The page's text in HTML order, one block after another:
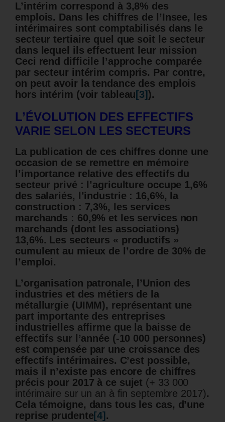
L’intérim correspond à 3,8% des
emplois. Dans les chiffres de l’Insee, les
intérimaires sont comptabilisés dans le
secteur tertiaire quel que soit le secteur
dans lequel ils effectuent leur mission
Ceci rend difficile l’approche comparée
par secteur intérim compris. Par contre,
on peut avoir la tendance des emplois
hors intérim (voir tableau [3]).
L’ÉVOLUTION DES EFFECTIFS
VARIE SELON LES SECTEURS
La publication de ces chiffres donne une
occasion de se remettre en mémoire
l’importance relative des effectifs du
secteur privé : l’agriculture occupe 1,6%
des salariés, l’industrie : 16,6%, la
construction : 7,3%, les services
marchands : 60,9% et les services non
marchands (dont les associations)
13,6%. Les secteurs « productifs »
cumulent au mieux de l’ordre de 30% de
l’emploi.
L’organisation patronale, l’Union des
industries et des métiers de la
métallurgie (UIMM), représentant une
part importante des entreprises
industrielles affirme que la baisse de
effectifs sur l’année (-10 000 personnes)
est compensée par une croissance des
effectifs intérimaires. C’est possible,
mais il n’existe pas encore de chiffres
précis pour 2017 à ce sujet (+ 33 000
intérimaire sur un an à fin septembre 2017).
Cela témoigne, dans tous les cas, d’une
reprise prudente[4] .